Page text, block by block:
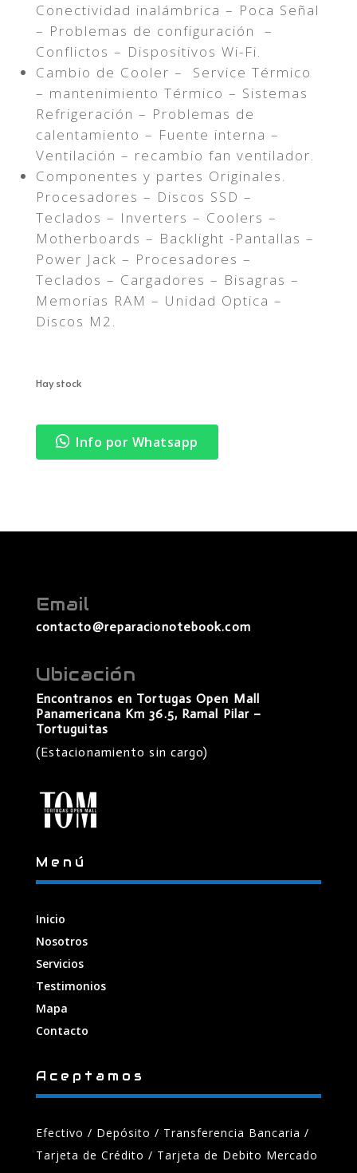
Conectividad inalámbrica – Poca Señal
– Problemas de configuración –
Conflictos – Dispositivos Wi-Fi.
Cambio de Cooler – Service Térmico
– mantenimiento Térmico – Sistemas
Refrigeración – Problemas de
calentamiento – Fuente interna –
Ventilación – recambio fan ventilador.
Componentes y partes Originales.
Procesadores – Discos SSD –
Teclados – Inverters – Coolers –
Motherboards – Backlight -Pantallas –
Power Jack – Procesadores –
Teclados – Cargadores – Bisagras –
Memorias RAM – Unidad Optica –
Discos M2.
Hay stock
Info por Whatsapp
Email
contacto@reparacionotebook.com
Ubicación
Encontranos en Tortugas Open Mall
Panamericana Km 36.5, Ramal Pilar –
Tortuguitas
(Estacionamiento sin cargo)
Menú
Inicio
Nosotros
Servicios
Testimonios
Mapa
Contacto
Aceptamos
Efectivo / Depósito / Transferencia Bancaria /
Tarjeta de Crédito / Tarjeta de Debito Mercado